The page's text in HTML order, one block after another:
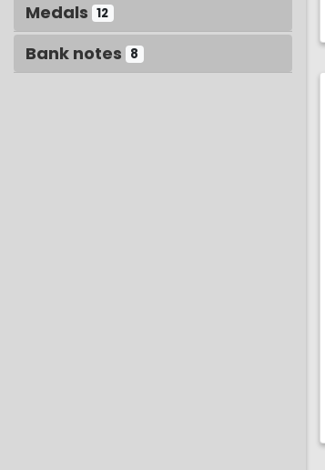
Medals 12
Bank notes 8